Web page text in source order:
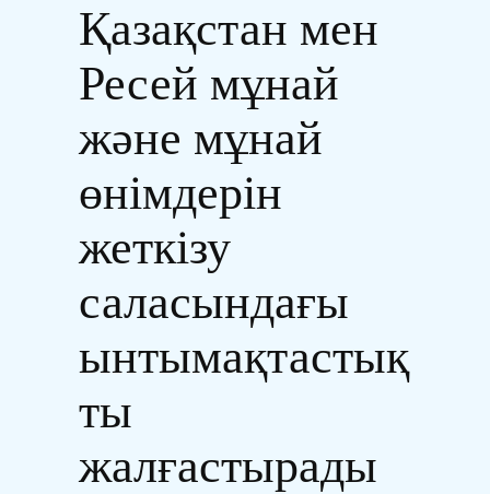
Қазақстан мен
Ресей мұнай
және мұнай
өнімдерін
жеткізу
саласындағы
ынтымақтастық
ты
жалғастырады